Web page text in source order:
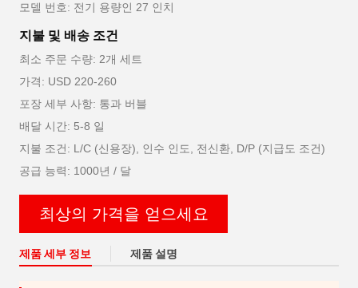
모델 번호: 전기 용량인 27 인치
지불 및 배송 조건
최소 주문 수량: 2개 세트
가격: USD 220-260
포장 세부 사항: 통과 버블
배달 시간: 5-8 일
지불 조건: L/C (신용장), 인수 인도, 전신환, D/P (지급도 조건)
공급 능력: 1000년 / 달
최상의 가격을 얻으세요
제품 세부 정보 제품 설명